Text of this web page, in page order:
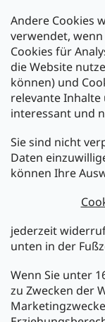
Andere Cookies
verwendet, wenn
Cookies für
die Website
können) und
relevante Inhalte
interessant und
Sie sind nicht
Daten
können Ihre
jederzeit
unten in der
Wenn Sie unter
zu Zwecken der
Zahlarten:
Newsletter
Legen Sie Ihre E-
über neue
E-Mail
Melden Sie sich
kostenlos und
Newsletter